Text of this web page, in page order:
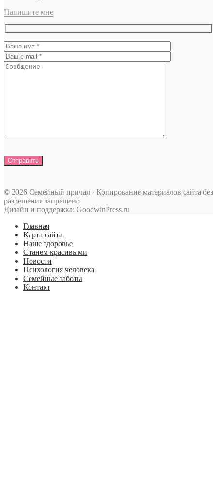
Напишите мне
© 2026 Семейный причал · Копирование материалов сайта без
разрешения запрещено
Дизайн и поддержка: GoodwinPress.ru
Главная
Карта сайта
Наше здоровье
Станем красивыми
Новости
Психология человека
Семейные заботы
Контакт